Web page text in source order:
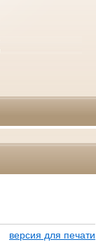
версия для печати